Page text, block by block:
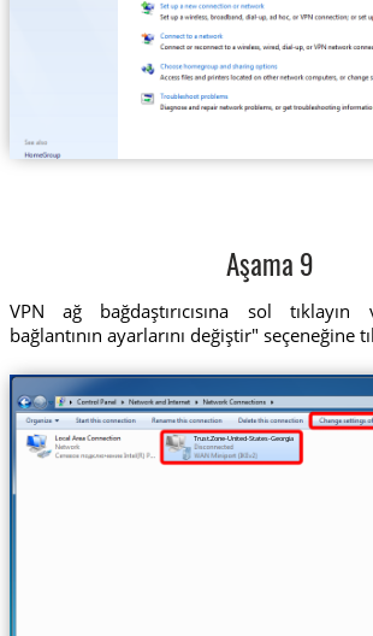
Aşama 9
VPN ağ bağdaştırıcısına sol
bağlantının ayarlarını değiştir" seçeneğine
Trust.Zone-United-States-Georgia